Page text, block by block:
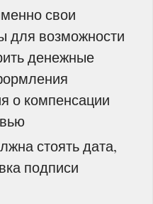
свои
для возможности
денежные
о компенсации
стоять дата,
подписи